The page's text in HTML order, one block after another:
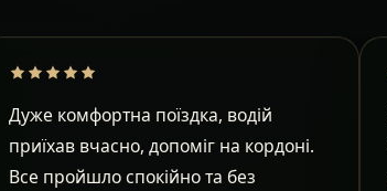
Дуже комфортна поїздка, водій
приїхав вчасно, допоміг на кордоні.
Все пройшло спокійно та без